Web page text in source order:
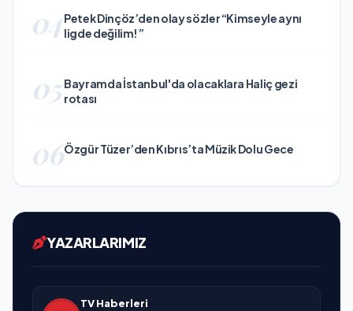
04Petek Dinçöz’den olay sözler “Kimseyle aynı
ligde değilim!”
05Bayramda İstanbul'da olacaklara Haliç gezi
rotası
06Özgür Tüzer’den Kıbrıs’ta Müzik Dolu Gece
YAZARLARIMIZ
TV Haberleri